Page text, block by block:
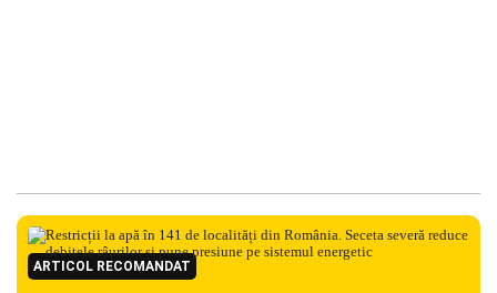
ARTICOL RECOMANDAT